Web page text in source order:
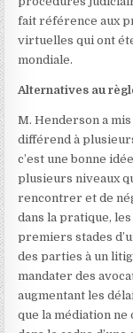
fait référence aux
virtuelles qui ont
mondiale.
Alternatives au
M. Henderson a
différend à
c’est une bonne
plusieurs niveaux
rencontrer et de
dans la pratique,
premiers stades
des parties à un
mandater des
augmentant les
que la médiation